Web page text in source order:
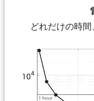
どれだけの時間